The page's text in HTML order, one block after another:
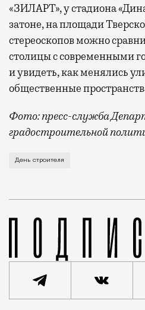
«ЗИЛАРТ», у стадиона
затоне, на площади
стереоскопов можно
столицы с современными
и увидеть, как менялись
общественные
Фото: пресс-служба
градостроительной
В этом году
День строителя